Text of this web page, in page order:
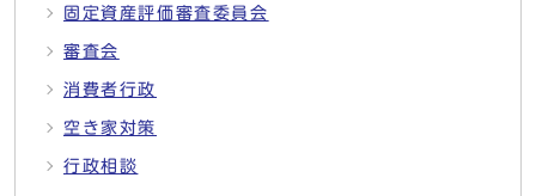
固定資産評価審査委員会
審査会
消費者行政
空き家対策
行政相談